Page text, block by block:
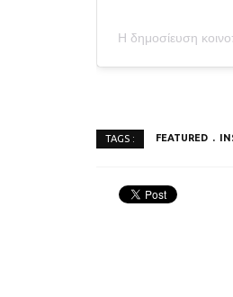
Η δημοσίευση
TAGS : FEATURED